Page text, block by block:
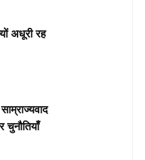
अधूरी रह